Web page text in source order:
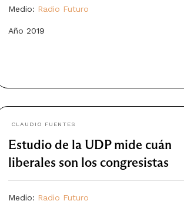
Medio: Radio Futuro
Año 2019
CLAUDIO FUENTES
Estudio de la UDP mide cuán
liberales son los congresistas
Medio: Radio Futuro